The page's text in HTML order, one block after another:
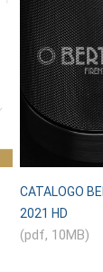
CATALOGO
2021 HD
(pdf, 10MB)